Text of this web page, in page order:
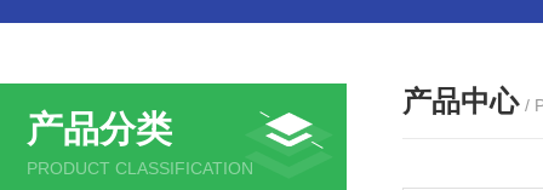
产品分类
PRODUCT CLASSIFICATION
产品中心 /